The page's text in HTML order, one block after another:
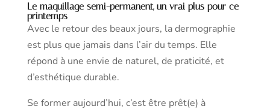
Le maquillage semi-permanent, un vrai plus pour ce
printemps
Avec le retour des beaux jours, la dermographie
est plus que jamais dans l’air du temps. Elle
répond à une envie de naturel, de praticité, et
d’esthétique durable.
Se former aujourd’hui, c’est être prêt(e) à